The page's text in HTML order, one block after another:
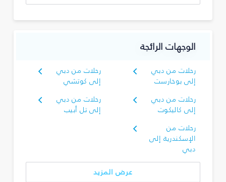
الوجهات الرائجة
رحلات من دبي
إلى بوخارست
رحلات من دبي
إلى كوتشي
رحلات من دبي
إلى كاليكوت
رحلات من دبي
إلى تل أبيب
رحلات من
الإسكندرية إلى
دبي
عرض المزيد